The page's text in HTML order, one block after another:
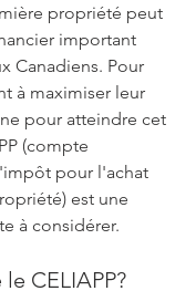
propriété peut
important
Canadiens. Pour
à maximiser leur
pour atteindre cet
(compte
pour l'achat
est une
à considérer.
CELIAPP?